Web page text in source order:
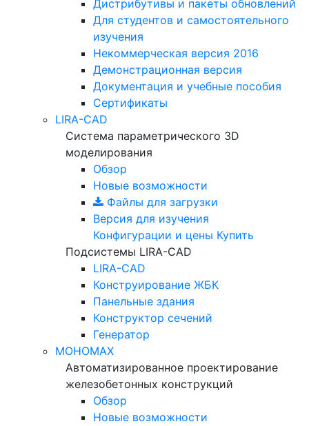
Дистрибутивы и пакеты обновлений
Для студентов и самостоятельного
изучения
Некоммерческая версия 2016
Демонстрационная версия
Документация и учебные пособия
Сертификаты
LIRA-CAD
Система параметрического 3D
моделирования
Обзор
Новые возможности
Файлы для загрузки
Версия для изучения
Конфигурации и цены Купить
Подсистемы LIRA-CAD
LIRA-CAD
Конструирование ЖБК
Панельные здания
Конструктор сечений
Генератор
МОНОМАХ
Автоматизированное проектирование
железобетонных конструкций
Обзор
Новые возможности